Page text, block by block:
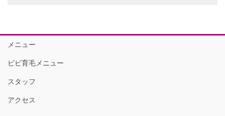
メニュー
ビビ育毛メニュー
スタッフ
アクセス